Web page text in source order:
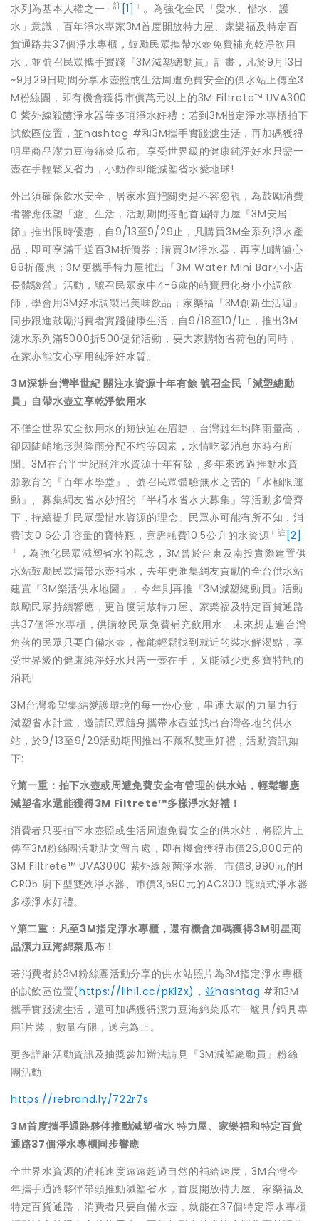
水列為基本人權之一 ﹝註 [1] ﹞ 。為強化全民「愛水、惜水、護
水」意識，百年淨水專家3M首度開放特力屋、家樂福及特定百
貨通路共37個淨水專櫃，鼓勵民眾攜帶水壺免費補充乾淨飲用
水，並號召民眾攜手實踐『3M減塑總動員』計畫，凡於9月13日
~9月29日期間分享水壺照或生活周遭免費安全的供水站上傳至3
M粉絲團， 即有機會獲得市價萬元以上的3M Filtrete™ UVA300
0 紫外線殺菌淨水器等多項淨水好禮；若到3M指定淨水專櫃拍下
試飲區位置，並hashtag #和3M攜手實踐濾生活，再加碼獲得
明星商品潔力豆海綿菜瓜布。享受世界級的健康純淨好水只需一
壺在手輕鬆又省力，小動作即能減塑省水愛地球!
外出須確保飲水安全，居家水質把關更是不容忽視，為鼓勵消費
者響應低塑「濾」生活，活動期間搭配首屆特力屋『3M安居
節』推出限時優惠，自9/13至9/29止，凡購買3M全系列淨水產
品，即可享滿千送百3M折價券；購買3M淨水器，再享加購濾心
88折優惠；3M更攜手特力屋推出『3M Water Mini Bar小小店
長體驗營』活動，號召民眾家中4-6歲的萌寶貝化身小小調飲
師，學會用3M好水調製出美味飲品；家樂福『3M創新生活週』
同步跟進鼓勵消費者實踐健康生活，自9/18至10/1止 ，推出3M
濾水系列滿5000折500促銷活動， 要大家購物省荷包的同時，
在家亦能安心享用純淨好水質。
3M深耕台灣半世紀關注水資源十年有餘 號召全民「減塑總動
員」自帶水壺立享乾淨飲用水
不僅全世界安全飲用水的短缺迫在眉睫，台灣雖年均降雨量高，
卻因陡峭地形與降雨分配不均等因素，水情吃緊消息亦時有所
聞。3M在台半世紀關注水資源十年有餘，多年來透過推動水資
源教育的『百年水學堂』、號召民眾體驗無水之苦的『水極限運
動』、募集網友省水妙招的『半桶水省水大募集』等活動多管齊
下，持續提升民眾愛惜水資源的理念。民眾亦可能有所不知，消
費1支0.6公升容量的寶特瓶，竟需耗費10.5公升的水資源 ﹝註 [2]
﹞
，為強化民眾減塑省水的觀念，3M曾於台東及南投實際建置供
水站鼓勵民眾攜帶水壺補水，去年更匯集網友貢獻的全台供水站
建置『3M樂活供水地圖』，今年則再推『3M減塑總動員』 活動
鼓勵民眾持續響應，更首度開放特力屋、 家樂福及特定百貨通路
共37個淨水專櫃，供購物民眾免費補充飲用水。未來想走遍台灣
角落的民眾只要自備水壺，都能輕鬆找到就近的裝水解渴點， 享
受世界級的健康純淨好水只需一壺在手， 又能減少更多寶特瓶的
消耗!
3M台灣希望集結愛護環境的每一份心意， 串連大眾的力量力行
減塑省水計畫， 邀請民眾隨身攜帶水壺並找出台灣各地的供水
站，於9/13至9/29活動期間推出不藏私雙重好禮，活動資訊如
下:
Ÿ第一重：拍下水壺或周遭免費安全有管理的供水站， 輕鬆響應
減塑省水還能獲得3M Filtrete™多樣淨水好禮！
消費者只要拍下水壺照或生活周遭免費安全的供水站，將照片上
傳至3M粉絲團活動貼文留言處，即有機會獲得市價26,800元的
3M Filtrete™ UVA3000 紫外線殺菌淨水器、市價8,990元的H
CR05 廚下型雙效淨水器、市價3,590元的AC300 龍頭式淨水器
多樣淨水好禮。
Ÿ第二重：凡至3M指定淨水專櫃，還有機會加碼獲得3M明星商
品潔力豆海綿菜瓜布！
若消費者於3M粉絲團活動分享的供水站照片為3M指定淨水專櫃
的試飲區位置(https://lihi1.cc/pKlZx)， 並hashtag #和3M
攜手實踐濾生活，還可加碼獲得潔力豆海綿菜瓜布—爐具/鍋具專
用1片裝，數量有限，送完為止。
更多詳細活動資訊及抽獎參加辦法請見『3M減塑總動員』粉絲
團活動:
https://rebrand.ly/722r7s
3M首度攜手通路夥伴推動減塑省水 特力屋、家樂福和特定百貨
通路37個淨水專櫃同步響應
全世界水資源的消耗速度遠遠超過自然的補給速度，3M台灣今
年攜手通路夥伴帶頭推動減塑省水，首度開放特力屋、 家樂福及
特定百貨通路，消費者只要自備水壺，就能在37個特定淨水專櫃